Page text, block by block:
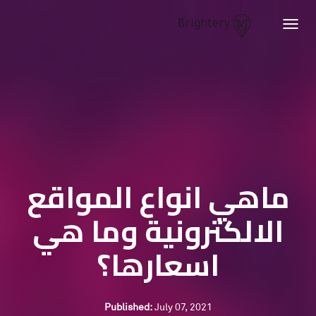
Toggle
Brightery
ماهي انواع المواقع
الالكترونية وما هي
اسعارها؟
Published:July 07, 2021